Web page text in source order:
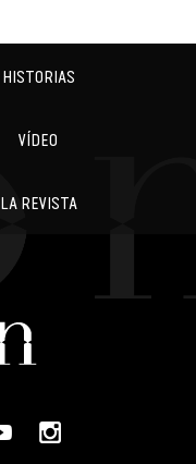
HISTORIAS
VÍDEO
LA REVISTA